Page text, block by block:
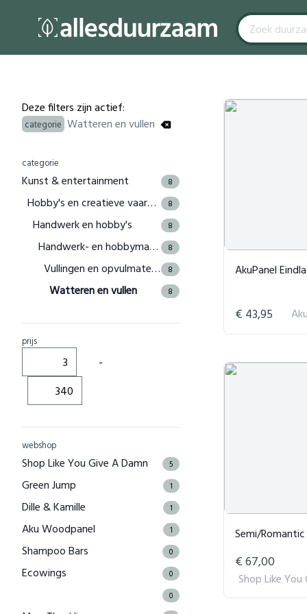
Filters
Deze filters zijn actief:
categorie Watteren en vullen
categorie
Kunst & entertainment 8
Hobby's en creatieve vaardigheden 8
Handwerk en hobby's 8
Handwerk- en hobbymaterialen 8
Vullingen en opvulmateriaal 8
Watteren en vullen 8
prijs
-
webshop
Shop Like You Give A Damn 5
Green Jump 1
Dille & Kamille 1
Aku Woodpanel 1
Shampoo Bars 0
Ecowings 0
0
Products
AkuPanel Eindlat
€ 43,95
Semi/Romantic De Bea
€ 67,00
Shop Like You